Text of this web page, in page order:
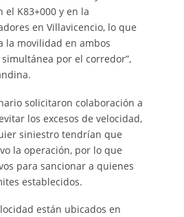
el K83+000 y en la
en Villavicencio, lo que
la movilidad en ambos
por el corredor”,
solicitaron colaboración a
los excesos de velocidad,
siniestro tendrían que
la operación, por lo que
para sancionar a quienes
establecidos.
están ubicados en